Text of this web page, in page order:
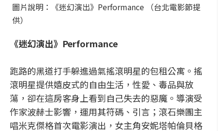
圖片說明：《迷幻演出》Performance （台北電影節提
供）
《迷幻演出》Performance
跑路的黑道打手躲進過氣搖滾明星的包租公寓。搖
滾明星提供嬉皮式的自由生活，性愛、毒品與放
蕩，卻在這房客身上看到自己失去的惡魔。導演受
作家波赫士影響，運用其符碼、引言；滾石樂團主
唱米克傑格首次電影演出，女主角安妮塔帕倫貝格